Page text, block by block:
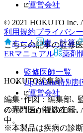
運営会社
© 2021 HOKUTO Inc.
利用規約プライバシ
ホーム
表・計算
ERマニュアル
薬剤
監修医師一覧
UpToDate特別割
運営会社
© 2021 HOKUTO Inc.
※本製品は疾病の診
こちらの記事の監修
HOKUTO編集部
編集･作図：編集部､
の専門医が複数在籍
中。